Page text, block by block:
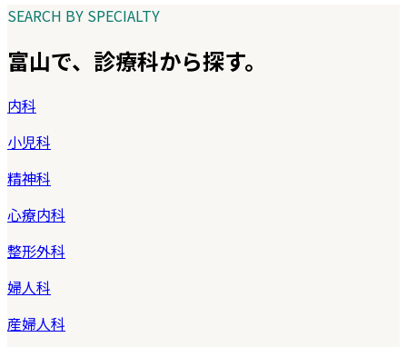
SEARCH BY SPECIALTY
富山で、診療科から探す。
内科
小児科
精神科
心療内科
整形外科
婦人科
産婦人科